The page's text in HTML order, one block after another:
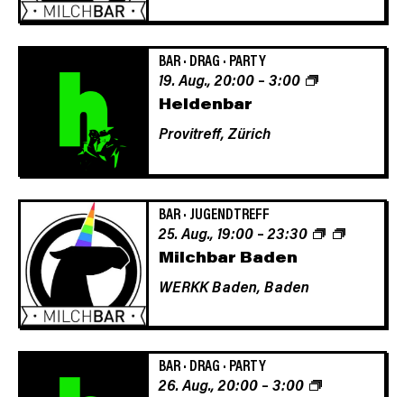
BAR· DRAG · PARTY
Heldenbar
19. Aug., 20:00– 3:00
Provitreff, Zürich
BAR· JUGENDTREFF
Milchbar Baden
25. Aug., 19:00–23:30
WERKK Baden, Baden
BAR· DRAG · PARTY
26. Aug., 20:00– 3:00